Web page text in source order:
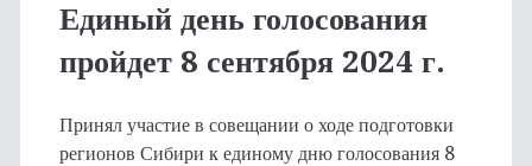
Единый день голосования
пройдет 8 сентября 2024 г.
Принял участие в совещании о ходе подготовки
регионов Сибири к единому дню голосования 8